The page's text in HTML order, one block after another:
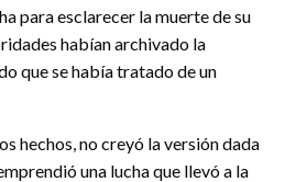
para esclarecer la muerte de su
habían archivado la
que se había tratado de un
hechos, no creyó la versión dada
una lucha que llevó a la